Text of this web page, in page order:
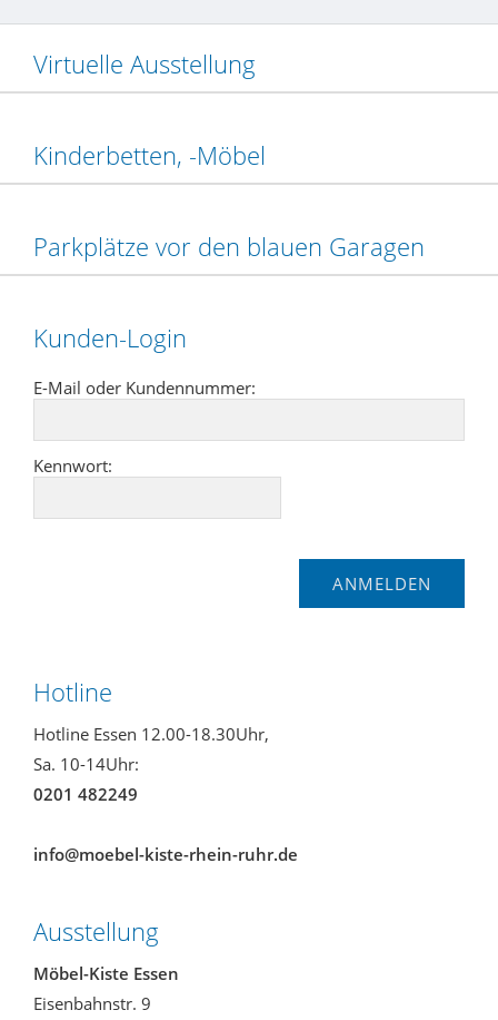
Virtuelle Ausstellung
Kinderbetten, -Möbel
Parkplätze vor den blauen Garagen
Kunden-Login
E-Mail oder Kundennummer:
Kennwort:
Hotline
Hotline Essen 12.00-18.30Uhr,
Sa. 10-14Uhr:
0201 482249
info@moebel-kiste-rhein-ruhr.de
Ausstellung
Möbel-Kiste Essen
Eisenbahnstr. 9